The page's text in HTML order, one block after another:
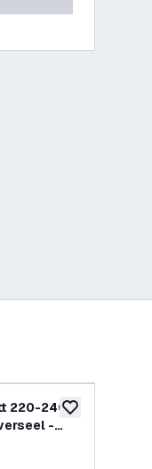
toevoegen
220-240V
-
openen